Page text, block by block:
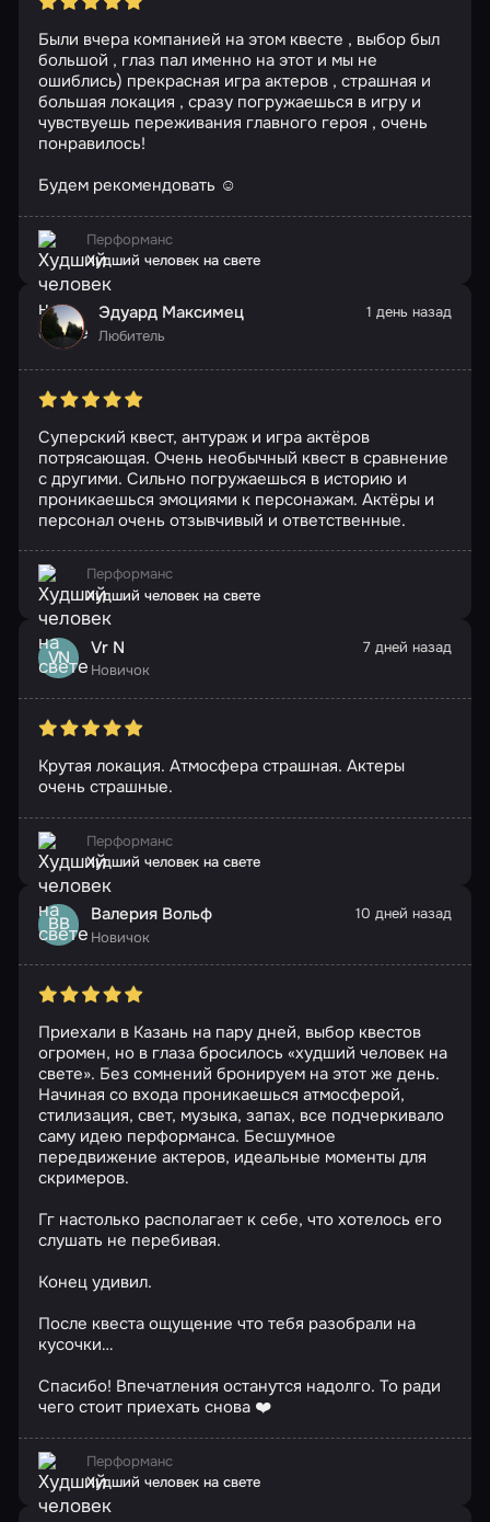
Были вчера компанией на этом квесте , выбор был
большой , глаз пал именно на этот и мы не
ошиблись) прекрасная игра актеров , страшная и
большая локация , сразу погружаешься в игру и
чувствуешь переживания главного героя , очень
понравилось!
Будем рекомендовать ☺️
Перформанс
Худший человек на свете
Эдуард Максимец
Любитель
1 день назад
Суперский квест, антураж и игра актёров
потрясающая. Очень необычный квест в сравнение
с другими. Сильно погружаешься в историю и
проникаешься эмоциями к персонажам. Актёры и
персонал очень отзывчивый и ответственные.
Перформанс
Худший человек на свете
VN Vr N
Новичок
7 дней назад
Крутая локация. Атмосфера страшная. Актеры
очень страшные.
Перформанс
Худший человек на свете
ВВ Валерия Вольф
Новичок
10 дней назад
Приехали в Казань на пару дней, выбор квестов
огромен, но в глаза бросилось «худший человек на
свете». Без сомнений бронируем на этот же день.
Начиная со входа проникаешься атмосферой,
стилизация, свет, музыка, запах, все подчеркивало
саму идею перформанса. Бесшумное
передвижение актеров, идеальные моменты для
скримеров.
Гг настолько располагает к себе, что хотелось его
слушать не перебивая.
Конец удивил.
После квеста ощущение что тебя разобрали на
кусочки…
Спасибо! Впечатления останутся надолго. То ради
чего стоит приехать снова ❤️
Перформанс
Худший человек на свете